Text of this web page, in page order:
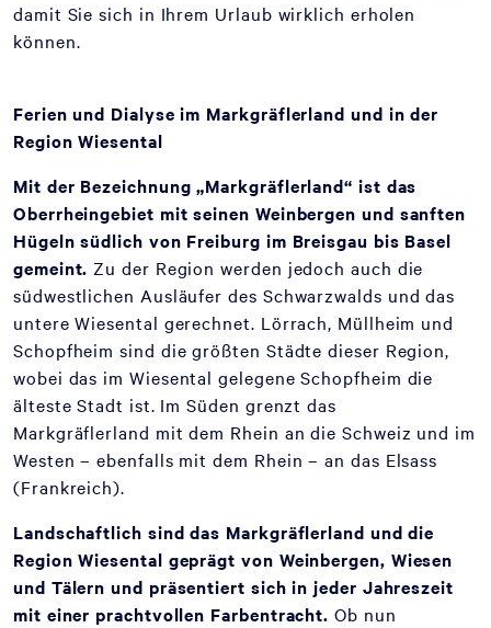
damit Sie sich in Ihrem Urlaub wirklich erholen
können.
Ferien und Dialyse im Markgräflerland und in der
Region Wiesental
Mit der Bezeichnung „Markgräflerland“ ist das
Oberrheingebiet mit seinen Weinbergen und sanften
Hügeln südlich von Freiburg im Breisgau bis Basel
gemeint. Zu der Region werden jedoch auch die
südwestlichen Ausläufer des Schwarzwalds und das
untere Wiesental gerechnet. Lörrach, Müllheim und
Schopfheim sind die größten Städte dieser Region,
wobei das im Wiesental gelegene Schopfheim die
älteste Stadt ist. Im Süden grenzt das
Markgräflerland mit dem Rhein an die Schweiz und im
Westen – ebenfalls mit dem Rhein – an das Elsass
(Frankreich).
Landschaftlich sind das Markgräflerland und die
Region Wiesental geprägt von Weinbergen, Wiesen
und Tälern und präsentiert sich in jeder Jahreszeit
mit einer prachtvollen Farbentracht.Ob nun